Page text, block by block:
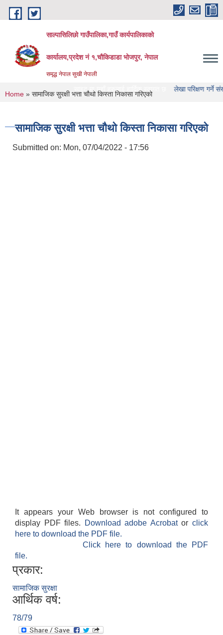
Skip to main content
साल्पासिलिछो गाउँपालिका,गाउँ कार्यपालिकाको
कार्यालय,प्रदेश नं १,चौकिडाडा भोजपुर, नेपाल
समृद्ध नेपाल सुखी नेपाली
गाउँपालिका को वेभसाइट मा यहाँ हरुलाई हार्दिक स्वागत छ लेखा परिक्षण गर्ने संस्था हरु को
You are here
Home » सामाजिक सुरक्षी भत्ता चौथो किस्ता निकासा गरिएको
सामाजिक सुरक्षी भत्ता चौथो किस्ता निकासा गरिएको
Submitted on: Mon, 07/04/2022 - 17:56
It appears your Web browser is not configured to
display PDF files.
Download adobe Acrobatorclick
here to download the PDF file.
Click here to download the PDF
file.
प्रकार:
सामाजिक सुरक्षा
आर्थिक वर्ष:
78/79